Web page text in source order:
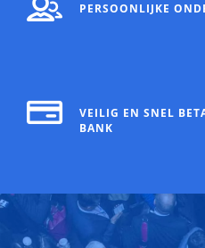
PERSOONLIJKE
VEILIG EN SNEL
BANK